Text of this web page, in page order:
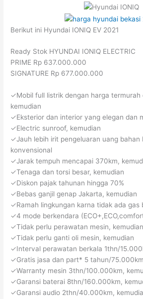
Berikut ini Hyundai IONIQ EV 2021
Ready Stok HYUNDAI IONIQ ELECTRIC
PRIME Rp 637.000.000
SIGNATURE Rp 677.000.000
✓Mobil full listrik dengan harga termurah
kemudian
✓Eksterior dan interior yang elegan dan
✓Electric sunroof, kemudian
✓Jauh lebih irit pengeluaran uang bahan
konvensional
✓Jarak tempuh mencapai 370km,
✓Tenaga dan torsi besar, kemudian
✓Diskon pajak tahunan hingga 70%
✓Bebas ganjil genap Jakarta, kemudian
✓Ramah lingkungan karna tidak ada gas
✓4 mode berkendara
✓Tidak perlu perawatan mesin, kemudian
✓Tidak perlu ganti oli mesin, kemudian
✓Interval perawatan berkala 1thn/
✓Gratis jasa dan part* 5 tahun/
✓Warranty mesin 3thn/100.000km,
✓Garansi baterai 8thn/160.000km,
✓Garansi audio 2thn/40.000km,